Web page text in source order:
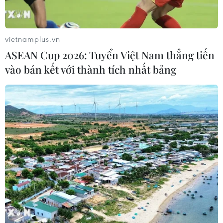
bão, lũ, thiên tai cực đoan và biến đổi
khí hậu
06/08/2026 23:00
Mưa lớn gây ngập lụt, chia cắt nhiều
khu vực ở Nghệ An
06/08/2026 13:06
Đắk Lắk truy quét, xử lý tình trạng
phá rừng, lấn chiếm đất rừng
06/08/2026 12:36
Cảnh báo mưa cường độ lớn trên
100mm tại Bắc Bộ, Thanh Hóa và
vietnamplus.vn
ASEAN Cup 2026: Tuyển Việt Nam thẳng tiến
vào bán kết với thành tích nhất bảng